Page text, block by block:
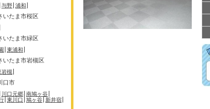
与野 浦和
いたま市桜区
いたま市緑区
東浦和
いたま市岩槻区
岩槻
口市
川口元郷 南鳩ヶ谷
東川口 鳩ヶ谷 新井宿